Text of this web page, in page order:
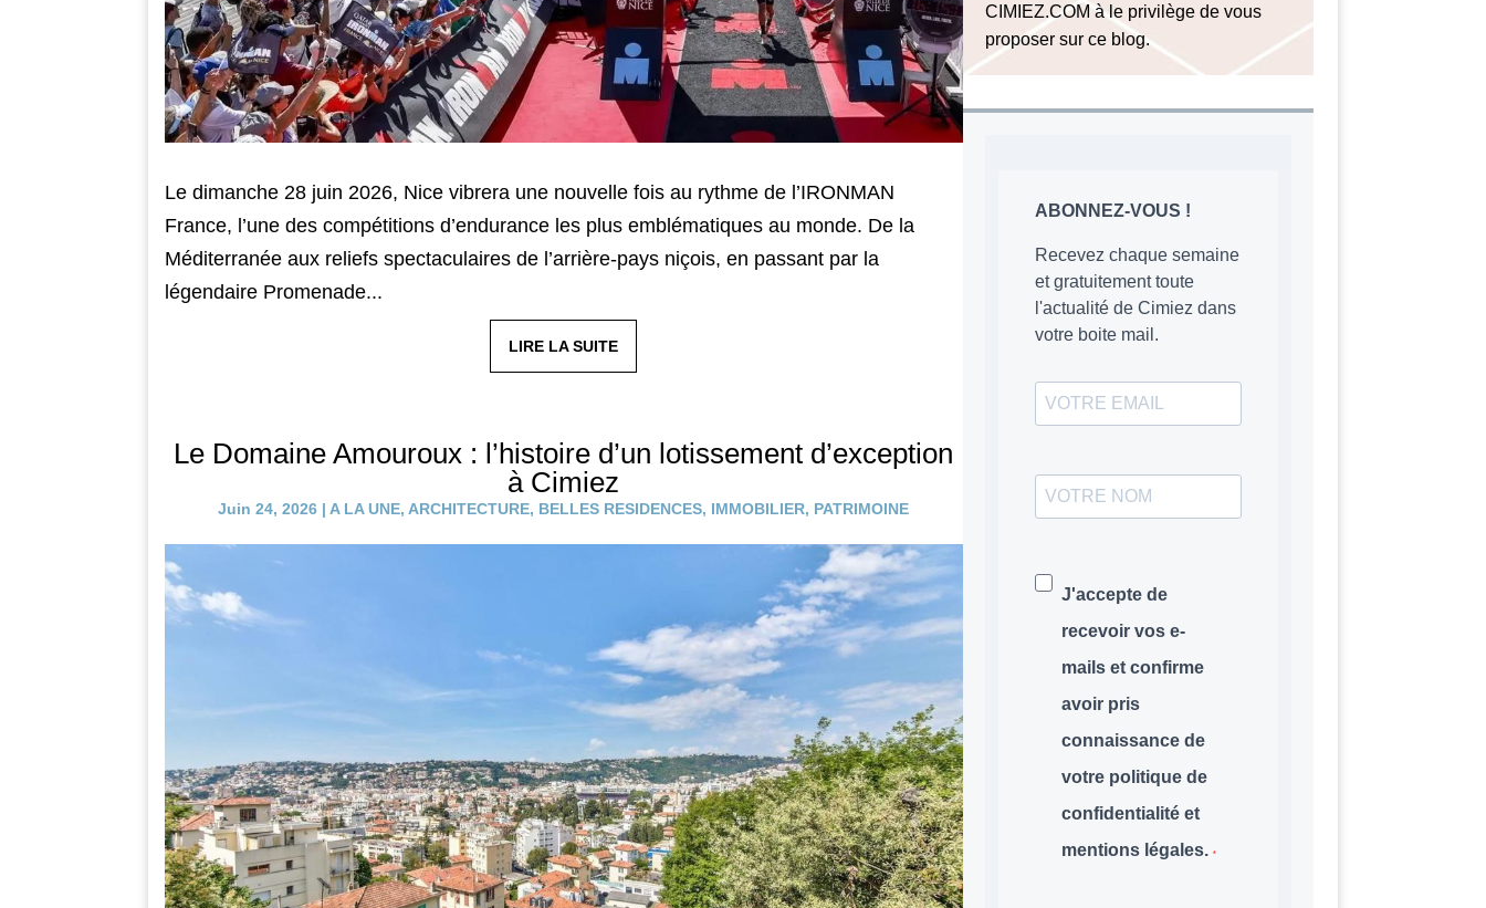
Le dimanche 28 juin 2026, Nice vibrera une nouvelle fois au rythme de l’IRONMAN
France, l’une des compétitions d’endurance les plus emblématiques au monde. De la
Méditerranée aux reliefs spectaculaires de l’arrière-pays niçois, en passant par la
légendaire Promenade...
LIRE LA SUITE
Le Domaine Amouroux : l’histoire d’un lotissement d’exception
à Cimiez
Juin 24, 2026 |A LA UNE,ARCHITECTURE, BELLES RESIDENCES, IMMOBILIER, PATRIMOINE
CIMIEZ.COM à le privilège de vous
proposer sur ce blog.
ABONNEZ-VOUS !
Recevez chaque semaine
et gratuitement toute
l'actualité de Cimiez dans
votre boite mail.
J'accepte de
recevoir vos e-
mails et confirme
avoir pris
connaissance de
votre politique de
confidentialité et
mentions légales.